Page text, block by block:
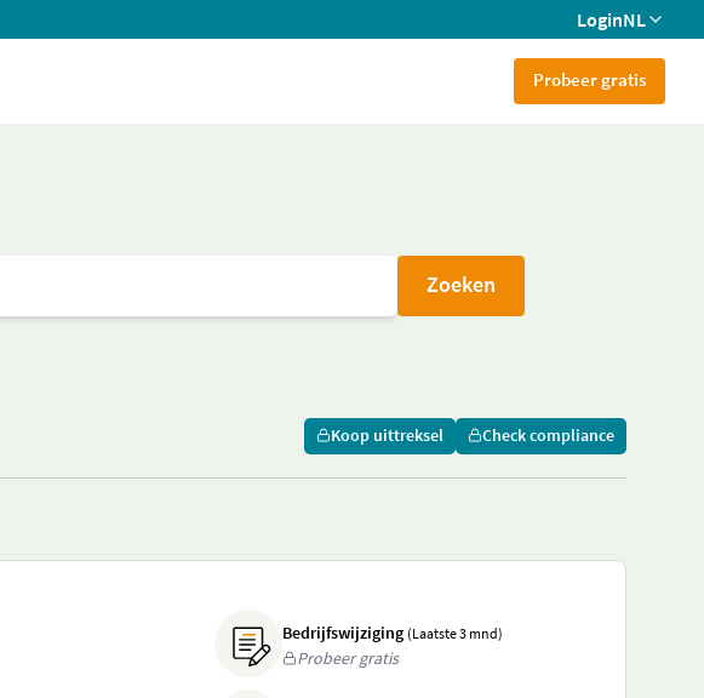
LoginNL
Probeer gratis
Zoeken
Koop uittreksel Check compliance
Bedrijfswijziging (Laatste 3 mnd)
Probeer gratis